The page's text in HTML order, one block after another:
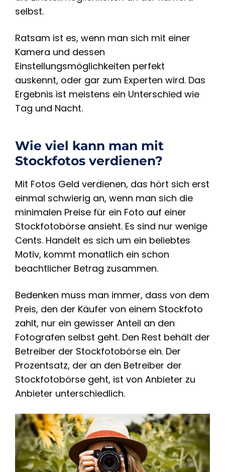
selbst.
Ratsam ist es, wenn man sich mit einer
Kamera und dessen
Einstellungsmöglichkeiten perfekt
auskennt, oder gar zum Experten wird. Das
Ergebnis ist meistens ein Unterschied wie
Tag und Nacht.
Wie viel kann man mit
Stockfotos verdienen?
Mit Fotos Geld verdienen, das hört sich erst
einmal schwierig an, wenn man sich die
minimalen Preise für ein Foto auf einer
Stockfotobörse ansieht. Es sind nur wenige
Cents. Handelt es sich um ein beliebtes
Motiv, kommt monatlich ein schon
beachtlicher Betrag zusammen.
Bedenken muss man immer, dass von dem
Preis, den der Käufer von einem Stockfoto
zahlt, nur ein gewisser Anteil an den
Fotografen selbst geht. Den Rest behält der
Betreiber der Stockfotobörse ein. Der
Prozentsatz, der an den Betreiber der
Stockfotobörse geht, ist von Anbieter zu
Anbieter unterschiedlich.